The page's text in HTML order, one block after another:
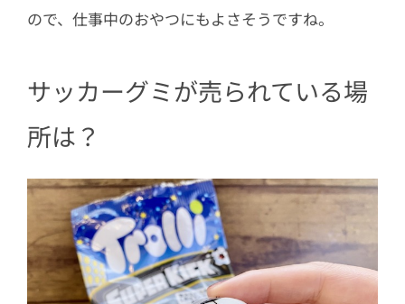
ので、仕事中のおやつにもよさそうですね。
サッカーグミが売られている場
所は？